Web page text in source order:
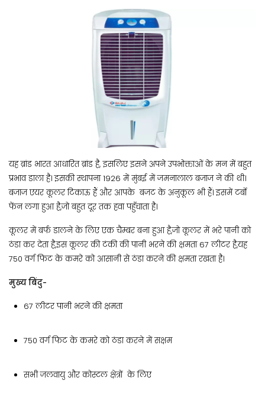
यह ब्रांड भारत आधारित ब्रांड है, इसलिए इसने अपने उपभोक्ताओं के मन में बहुत
प्रभाव डाला है। इसकी स्थापना 1926 में मुंबई में जमनालाल बजाज ने की थी।
बजाज एयर कूलर टिकाऊ हैं और आपके बजट के अनुकूल भी हैं। इसमें टर्बो
फेंन लगा हुआ है,जो बहुत दूर तक हवा पहुँचाता है।
कूलर में बर्फ डालने के लिए एक चैम्बर बना हुआ है,जो कूलर में भरे पानी को
ठंडा कर देता है,इस कूलर की टंकी की पानी भरने की क्षमता 67 लीटर है,यह
750 वर्ग फिट के कमरे को आसानी से ठंडा करने की क्षमता रखता है।
मुख्य बिंदु-
67 लीटर पानी भरने की क्षमता
750 वर्ग फिट के कमरे को ठंडा करने में सक्षम
सभी जलवायु और कोस्टल क्षेत्रों के लिए